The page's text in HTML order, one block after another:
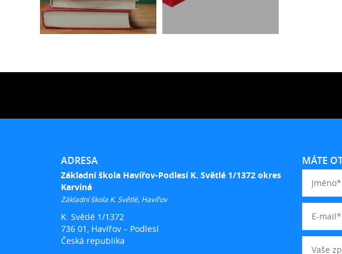
ADRESA
Základní škola Havířov-Podlesí K. Světlé 1/1372 okres
Karviná
Základní škola K. Světlé, Havířov
K. Světlé 1/1372
736 01, Havířov – Podlesí
Česká republika
MÁTE